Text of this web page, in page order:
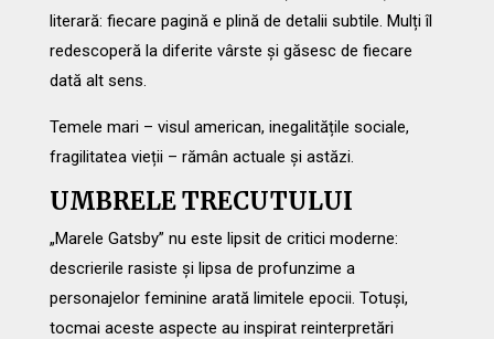
literară: fiecare pagină e plină de detalii subtile. Mulți îl
redescoperă la diferite vârste și găsesc de fiecare
dată alt sens.
Temele mari – visul american, inegalitățile sociale,
fragilitatea vieții – rămân actuale și astăzi.
UMBRELE TRECUTULUI
„Marele Gatsby” nu este lipsit de critici moderne:
descrierile rasiste și lipsa de profunzime a
personajelor feminine arată limitele epocii. Totuși,
tocmai aceste aspecte au inspirat reinterpretări